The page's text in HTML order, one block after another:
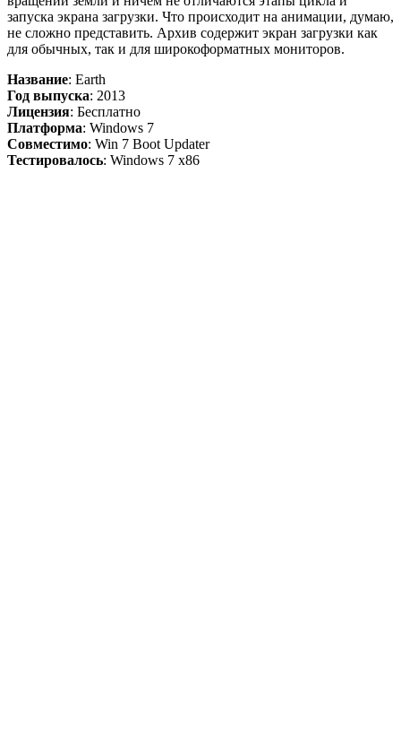
запуска экрана загрузки. Что происходит на анимации, думаю,
не сложно представить. Архив содержит экран загрузки как
для обычных, так и для широкоформатных мониторов.
Название: Earth
Год выпуска: 2013
Лицензия: Бесплатно
Платформа: Windows 7
Совместимо: Win 7 Boot Updater
Тестировалось: Windows 7 x86